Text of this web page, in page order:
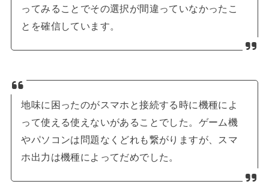
ってみることでその選択が間違っていなかったこ
とを確信しています。
地味に困ったのがスマホと接続する時に機種によ
って使える使えないがあることでした。ゲーム機
やパソコンは問題なくどれも繋がりますが、スマ
ホ出力は機種によってだめでした。